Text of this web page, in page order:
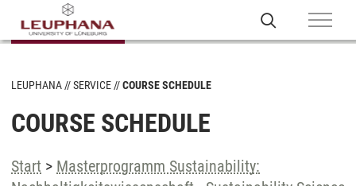
LEUPHANA SERVICE COURSE SCHEDULE
COURSE SCHEDULE
Start > Masterprogramm Sustainability: